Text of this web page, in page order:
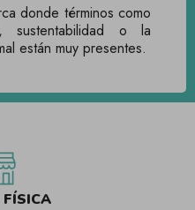
donde términos como
sustentabilidad o la
están muy presentes.